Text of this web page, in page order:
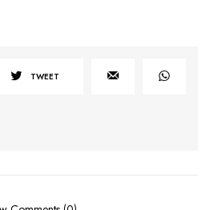
TWEET